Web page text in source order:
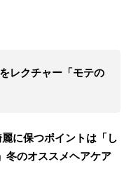
レクチャー「モテの
に保つポイントは「し
冬のオススメヘアケア